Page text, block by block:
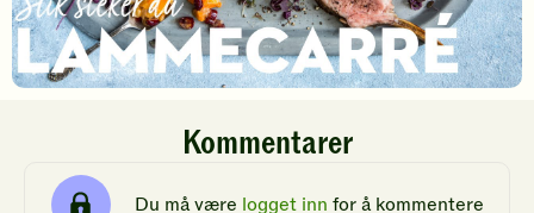
Kommentarer
Du må være logget inn for å kommentere